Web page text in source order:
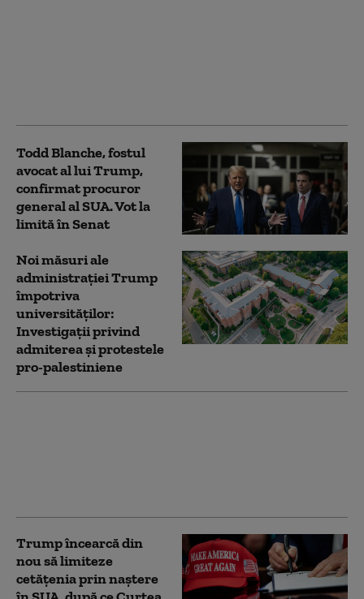
Todd Blanche, fostul
avocat al lui Trump,
confirmat procuror
general al SUA. Vot la
limită în Senat
Noi măsuri ale
administrației Trump
împotriva
universităților:
Investigații privind
admiterea și protestele
pro-palestiniene
Trump încearcă din
nou să limiteze
cetățenia prin naștere